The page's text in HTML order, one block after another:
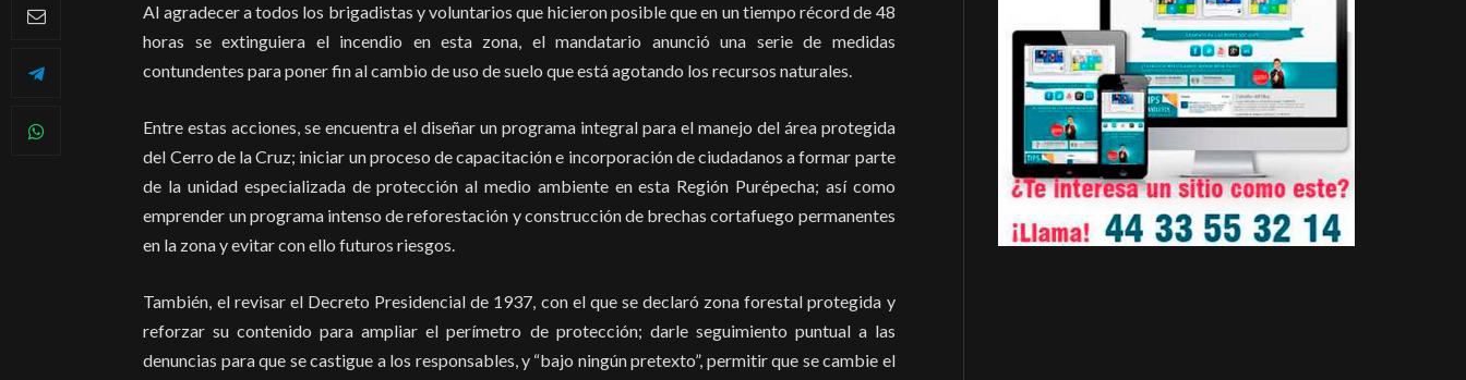
Al agradecer a todos los brigadistas y voluntarios que hicieron posible que en un tiempo récord de 48
horas se extinguiera el incendio en esta zona, el mandatario anunció una serie de medidas
contundentes para poner fin al cambio de uso de suelo que está agotando los recursos naturales.
Entre estas acciones, se encuentra el diseñar un programa integral para el manejo del área protegida
del Cerro de la Cruz; iniciar un proceso de capacitación e incorporación de ciudadanos a formar parte
de la unidad especializada de protección al medio ambiente en esta Región Purépecha; así como
emprender un programa intenso de reforestación y construcción de brechas cortafuego permanentes
en la zona y evitar con ello futuros riesgos.
También, el revisar el Decreto Presidencial de 1937, con el que se declaró zona forestal protegida y
reforzar su contenido para ampliar el perímetro de protección; darle seguimiento puntual a las
denuncias para que se castigue a los responsables, y “bajo ningún pretexto”, permitir que se cambie el